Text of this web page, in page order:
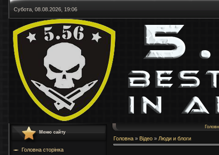
Субота, 08.08.2026, 19:06
Меню сайту
Головна сторінка
Головна » Відео » Люди и блоги